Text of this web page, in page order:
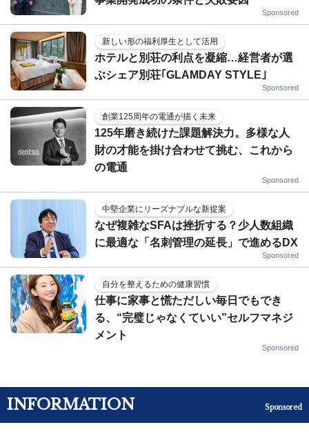
Sponsored
新しい形の福利厚生として活用
ホテルと別荘の利点を凝縮…経営者が選
ぶシェア別荘｢GLAMDAY STYLE｣
Sponsored
創業125周年の電通が描く未来
125年磨き続けた課題解決力。多様な人
財の才能を掛け合わせて挑む、これから
の電通
Sponsored
中堅企業にリーズナブルな新提案
なぜ複雑なSFAは挫折する？少人数組織
に最適な「名刺管理の延長」で進めるDX
Sponsored
自分を整えるための健康習慣
仕事に家事と慌ただしい毎日でもでき
る、“完璧じゃなくていい”セルフマネジ
メント
Sponsored
INFORMATION Sponsored